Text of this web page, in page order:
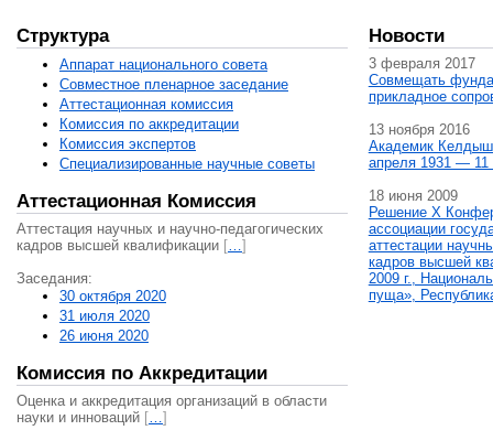
Структура
Аппарат национального совета
Совместное пленарное заседание
Аттестационная комисcия
Комиссия по аккредитации
Комиссия экспертов
Специализированные научные советы
Аттестационная Комиссия
Аттестация научных и научно-педагогических
кадров высшей квалификации […]
Заседания:
30 октября 2020
31 июля 2020
26 июня 2020
Комиссия по Аккредитации
Оценка и аккредитация организаций в области
науки и инноваций […]
Новости
3 февраля 2017
Совмещать
прикладное
13 ноября 2016
Академик
апреля 1931 — 11
18 июня 2009
Решение X
ассоциации
аттестации
кадров высшей
2009 г.,
пуща»,